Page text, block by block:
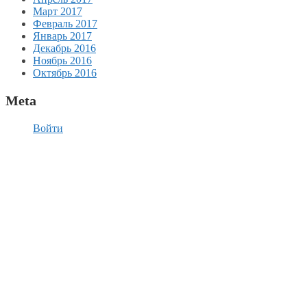
Март 2017
Февраль 2017
Январь 2017
Декабрь 2016
Ноябрь 2016
Октябрь 2016
Meta
Войти